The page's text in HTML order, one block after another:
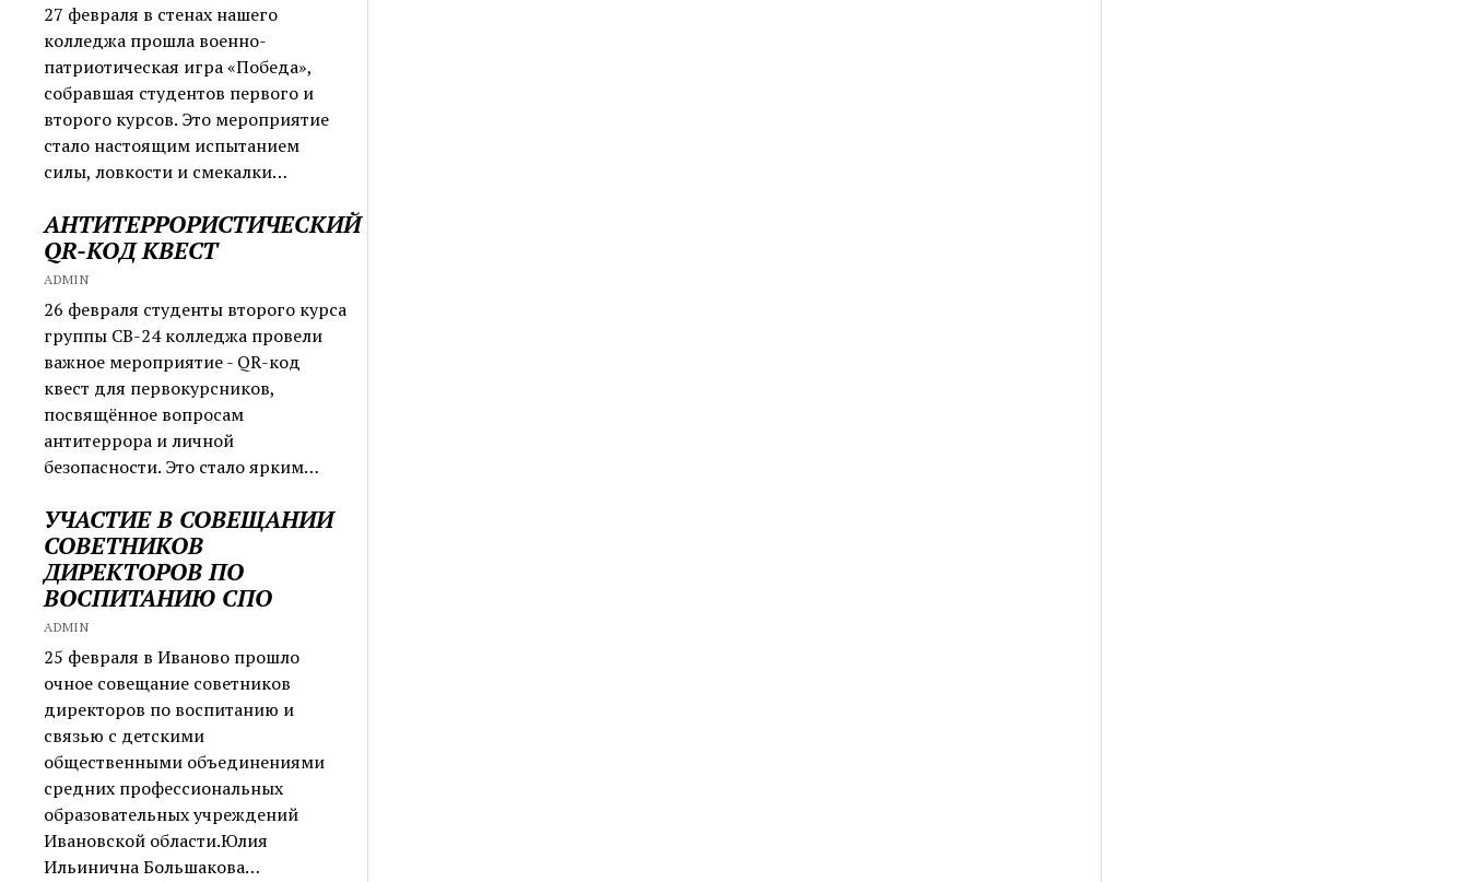
27 февраля в стенах нашего
колледжа прошла военно-
патриотическая игра «Победа»,
собравшая студентов первого и
второго курсов. Это мероприятие
стало настоящим испытанием
силы, ловкости и смекалки…
АНТИТЕРРОРИСТИЧЕСКИЙ
QR-КОД КВЕСТ
ADMIN
26 февраля студенты второго курса
группы СВ-24 колледжа провели
важное мероприятие - QR-код
квест для первокурсников,
посвящённое вопросам
антитеррора и личной
безопасности. Это стало ярким…
УЧАСТИЕ В СОВЕЩАНИИ
СОВЕТНИКОВ
ДИРЕКТОРОВ ПО
ВОСПИТАНИЮ СПО
ADMIN
25 февраля в Иваново прошло
очное совещание советников
директоров по воспитанию и
связью с детскими
общественными объединениями
средних профессиональных
образовательных учреждений
Ивановской области.Юлия
Ильинична Большакова…